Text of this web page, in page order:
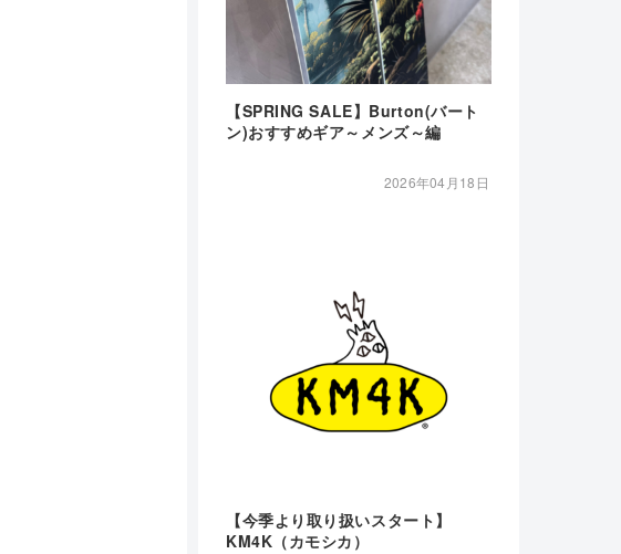
【SPRING SALE】Burton(バート
ン)おすすめギア～メンズ～編
2026年04月18日
【今季より取り扱いスタート】
KM4K（カモシカ）